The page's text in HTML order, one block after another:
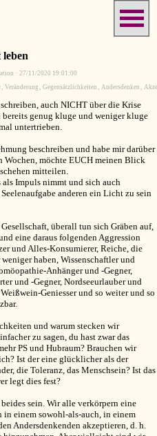
· 27/11/2020 19:01:00
, Veränderung , Gegensätzlichkeiten , Andersdenken ,
auch NICHT über die Krise
genug kluge und weniger kluge
untertrieben.
beschreiben und habe mir darüber
möchte EUCH meinen Blick
mitteilen.
Impuls nimmt und sich auch
anderen ein Licht zu sein
überall tun sich Gräben auf,
eine daraus folgenden Aggression
und Alles-Konsumierer, Reiche, die
haben, Wissenschaftler und
Anhänger und -Gegner,
und -Gegner, Nordseeurlauber und
Geniesser und so weiter und so
und warum stecken wir
zu sagen, du hast zwar das
PS und Hubraum? Brauchen wir
Ist der eine glücklicher als der
die Toleranz, das Menschsein? Ist das
legt dies fest?
sein. Wir alle verkörpern eine
einem sowohl-als-auch, in einem
Andersdenkenden akzeptieren, d. h.